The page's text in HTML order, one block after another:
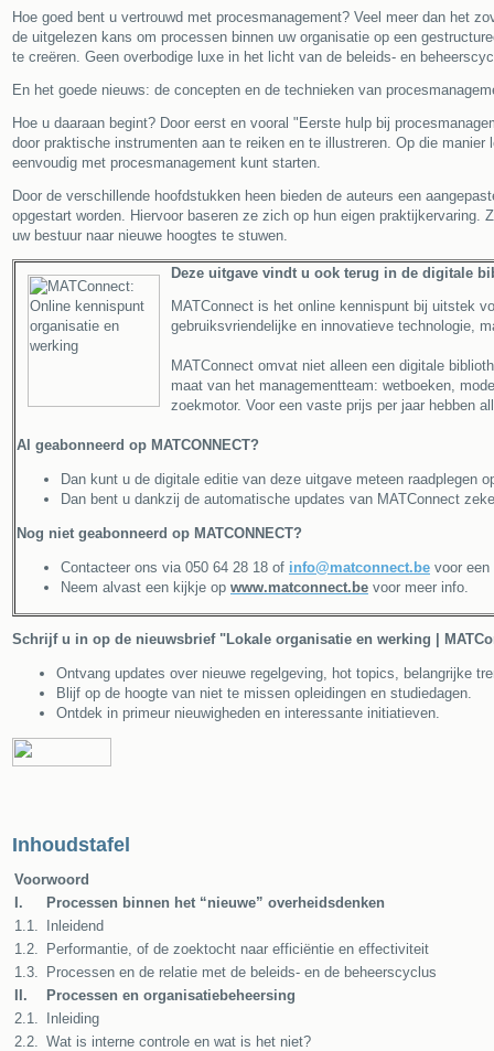
Hoe goed bent u vertrouwd met procesmanagement? Veel meer dan het
de uitgelezen kans om processen binnen uw organisatie op een
te creëren. Geen overbodige luxe in het licht van de beleids- en
En het goede nieuws: de concepten en de technieken van
Hoe u daaraan begint? Door eerst en vooral "Eerste hulp bij
door praktische instrumenten aan te reiken en te illustreren. Op die
eenvoudig met procesmanagement kunt starten.
Door de verschillende hoofdstukken heen bieden de auteurs een
opgestart worden. Hiervoor baseren ze zich op hun eigen
uw bestuur naar nieuwe hoogtes te stuwen.
Deze uitgave vindt u ook terug in de digitale
MATConnect is het online kennispunt bij uitstek
gebruiksvriendelijke en innovatieve technologie,
MATConnect omvat niet alleen een digitale
maat van het managementteam: wetboeken,
zoekmotor. Voor een vaste prijs per jaar hebben
Al geabonneerd op MATCONNECT?
Dan kunt u de digitale editie van deze uitgave meteen raadplegen
Dan bent u dankzij de automatische updates van MATConnect
Nog niet geabonneerd op MATCONNECT?
Contacteer ons via 050 64 28 18 of info@matconnect.be voor
Neem alvast een kijkje op www.matconnect.be voor meer info.
Schrijf u in op de nieuwsbrief "Lokale organisatie en werking |
Ontvang updates over nieuwe regelgeving, hot topics, belangrijke
Blijf op de hoogte van niet te missen opleidingen en studiedagen.
Ontdek in primeur nieuwigheden en interessante initiatieven.
Inhoudstafel
Voorwoord
I.
Processen binnen het “nieuwe” overheidsdenken
1.1.
Inleidend
1.2.
Performantie, of de zoektocht naar efficiëntie en effectiviteit
1.3.
Processen en de relatie met de beleids- en de beheerscyclus
II.
Processen en organisatiebeheersing
2.1.
Inleiding
2.2. Wat is interne controle en wat is het niet?